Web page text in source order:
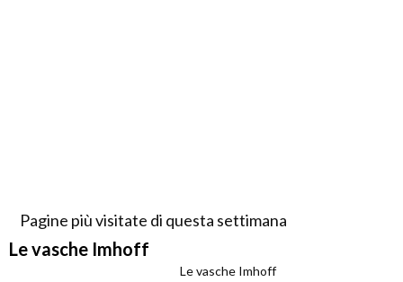
Pagine più visitate di questa settimana
Le vasche Imhoff
Le vasche Imhoff